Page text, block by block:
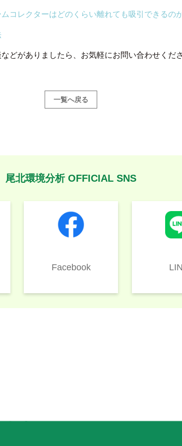
コレクターはどのくらい離れても吸引できるの
どがありましたら、お気軽にお問い合わせくださ
一覧へ戻る
尾北環境分析 OFFICIAL SNS
Facebook